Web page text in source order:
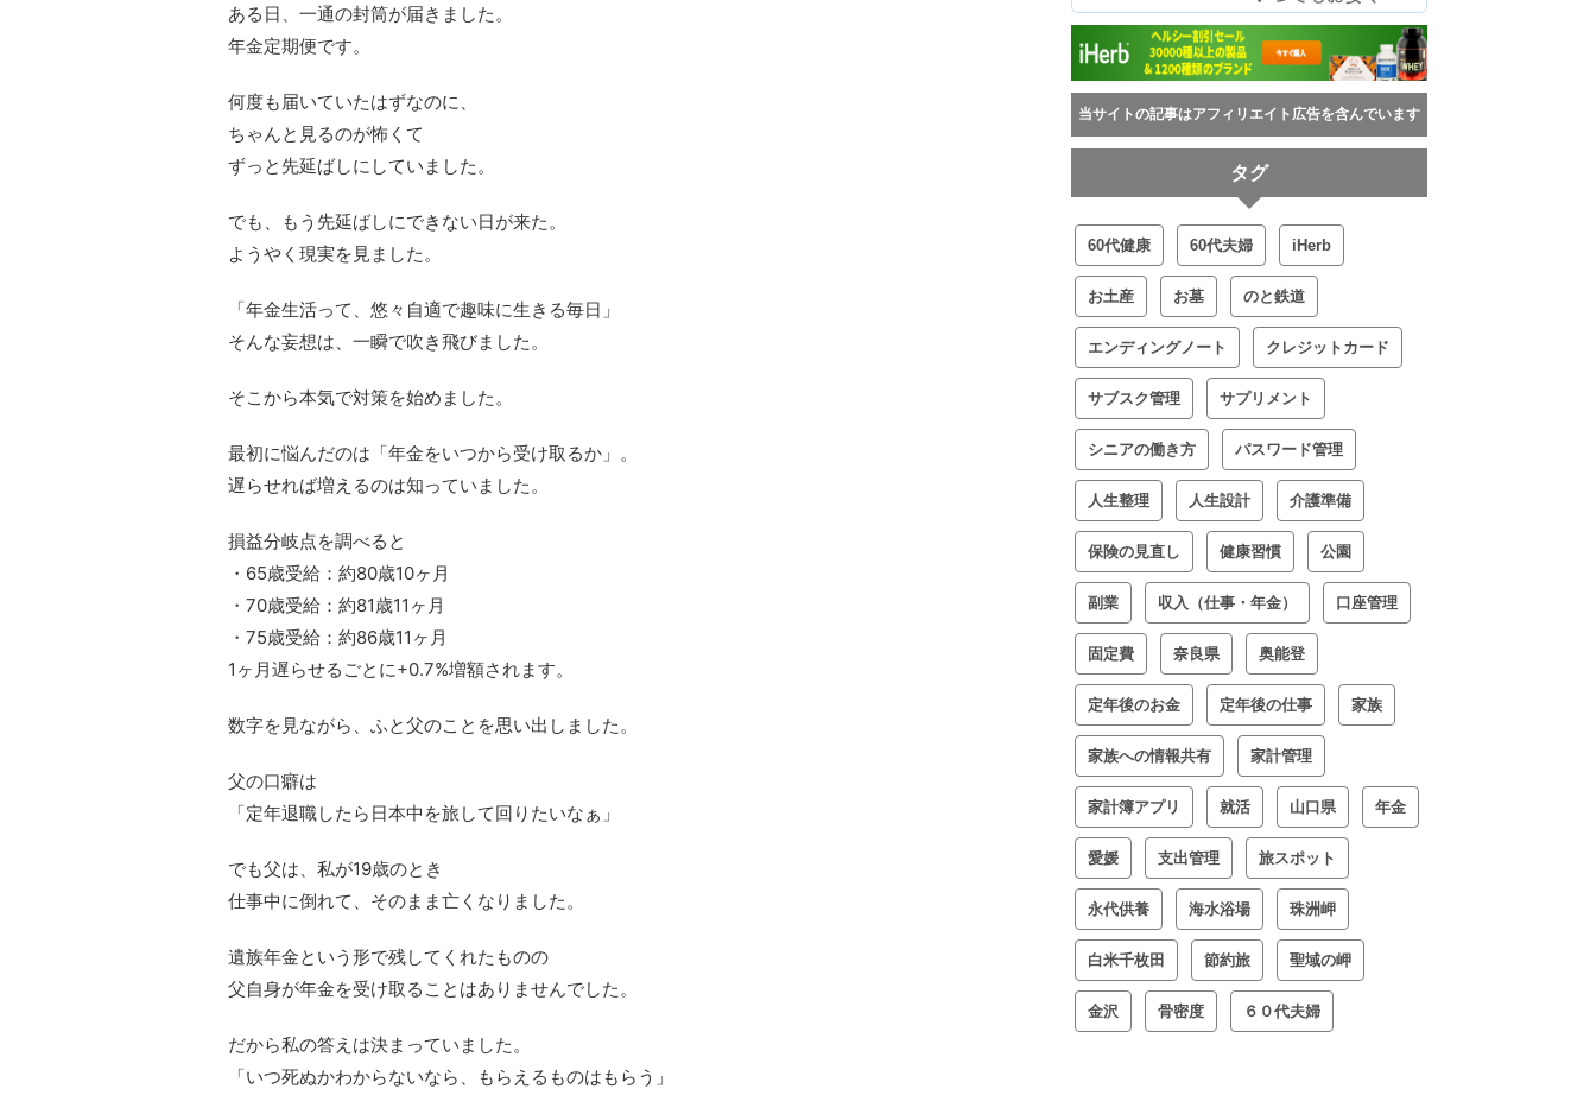
ある日、一通の封筒が届きました。
年金定期便です。
何度も届いていたはずなのに、
ちゃんと見るのが怖くて
ずっと先延ばしにしていました。
でも、もう先延ばしにできない日が来た。
ようやく現実を見ました。
「年金生活って、悠々自適で趣味に生きる毎日」
そんな妄想は、一瞬で吹き飛びました。
そこから本気で対策を始めました。
最初に悩んだのは「年金をいつから受け取るか」。
遅らせれば増えるのは知っていました。
損益分岐点を調べると
・65歳受給：約80歳10ヶ月
・70歳受給：約81歳11ヶ月
・75歳受給：約86歳11ヶ月
1ヶ月遅らせるごとに+0.7%増額されます。
数字を見ながら、ふと父のことを思い出しました。
父の口癖は
「定年退職したら日本中を旅して回りたいなぁ」
でも父は、私が19歳のとき
仕事中に倒れて、そのまま亡くなりました。
遺族年金という形で残してくれたものの
父自身が年金を受け取ることはありませんでした。
だから私の答えは決まっていました。
「いつ死ぬかわからないなら、もらえるものはもらう」
当サイトの記事はアフィリエイト広告を含んでいます
タグ
60代健康 60代夫婦 iHerb
お土産 お墓 のと鉄道
エンディングノート クレジットカード
サブスク管理 サプリメント
シニアの働き方 パスワード管理
人生整理 人生設計 介護準備
保険の見直し 健康習慣 公園
副業 収入（仕事・年金） 口座管理
固定費 奈良県 奥能登
定年後のお金 定年後の仕事 家族
家族への情報共有 家計管理
家計簿アプリ 就活 山口県 年金
愛媛 支出管理 旅スポット
永代供養 海水浴場 珠洲岬
白米千枚田 節約旅 聖域の岬
金沢 骨密度 ６０代夫婦